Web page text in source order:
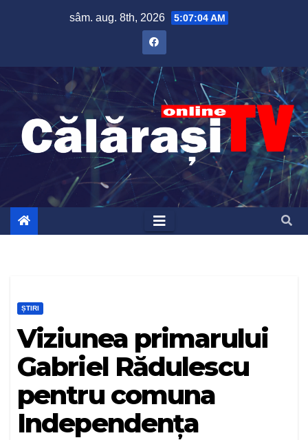
sâm. aug. 8th, 2026 5:07:05 AM
ȘTIRI
Viziunea primarului
Gabriel Rădulescu
pentru comuna
Independența